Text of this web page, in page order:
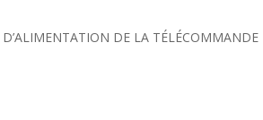
DE LA TÉLÉCOMMANDE